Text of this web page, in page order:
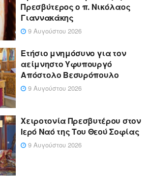
Πρεσβύτερος ο π. Νικόλαος
Γιαννακάκης
9 Αυγούστου 2026
Ετήσιο μνημόσυνο για τον
αείμνηστο Υφυπουργό
Απόστολο Βεσυρόπουλο
9 Αυγούστου 2026
Χειροτονία Πρεσβυτέρου στον
Ιερό Ναό της Του Θεού Σοφίας
9 Αυγούστου 2026